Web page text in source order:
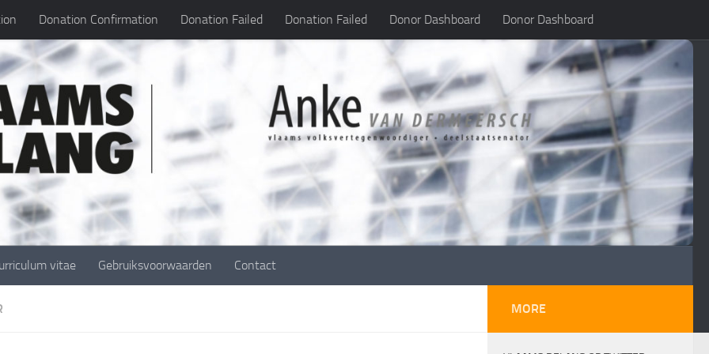
Donation Confirmation Donation Failed Donation Failed Donor Dashboard Donor Dashboard
vitae Gebruiksvoorwaarden Contact
MORE